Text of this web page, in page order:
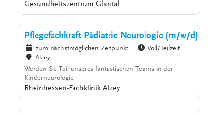
Gesundheitszentrum Glantal
Pflegefachkraft Pädiatrie Neurologie (m/w/d)
zum nächstmöglichen Zeitpunkt
Voll/Teilzeit
Alzey
Werden Sie Teil unseres fantastischen Teams in der
Kinderneurologie
Rheinhessen-Fachklinik Alzey